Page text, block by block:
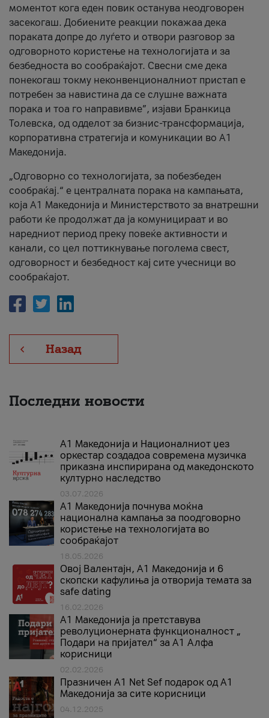
моментот кога еден повик останува неодговорен
засекогаш. Добиените реакции покажаа дека
пораката допре до луѓето и отвори разговор за
одговорното користење на технологијата и за
безбедноста во сообраќајот. Свесни сме дека
понекогаш токму неконвенционалниот пристап е
потребен за навистина да се слушне важната
порака и тоа го направивме”, изјави Бранкица
Толевска, од одделот за бизнис-трансформација,
корпоративна стратегија и комуникации во А1
Македонија.
„Одговорно со технологијата, за побезбеден
сообраќај.“ е централната порака на кампањата,
која A1 Македонија и Министерството за внатрешни
работи ќе продолжат да ја комуницираат и во
наредниот период преку повеќе активности и
канали, со цел поттикнување поголема свест,
одговорност и безбедност кај сите учесници во
сообраќајот.
Назад
Последни новости
А1 Македонија и Националниот џез
оркестар создадоа современа музичка
приказна инспирирана од македонското
културно наследство
03.07.2026
A1 Македонија почнува моќна
национална кампања за поодговорно
користење на технологијата во
сообраќајот
18.05.2026
Овој Валентајн, A1 Македонија и 6
скопски кафулиња ја отворија темата за
safe dating
16.02.2026
А1 Македонија ја претставува
револуционерната функционалност „
Подари на пријател“ за А1 Алфа
корисници
02.02.2026
Празничен A1 Net Sеf подарок од А1
Македонија за сите корисници
04.12.2025